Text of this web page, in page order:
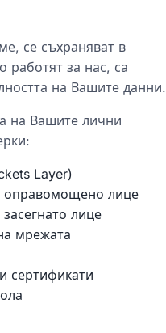
се съхраняват в
работят за нас, са
на Вашите данни.
на Вашите лични
Layer)
оправомощено лице
лице
мрежата
сертификати